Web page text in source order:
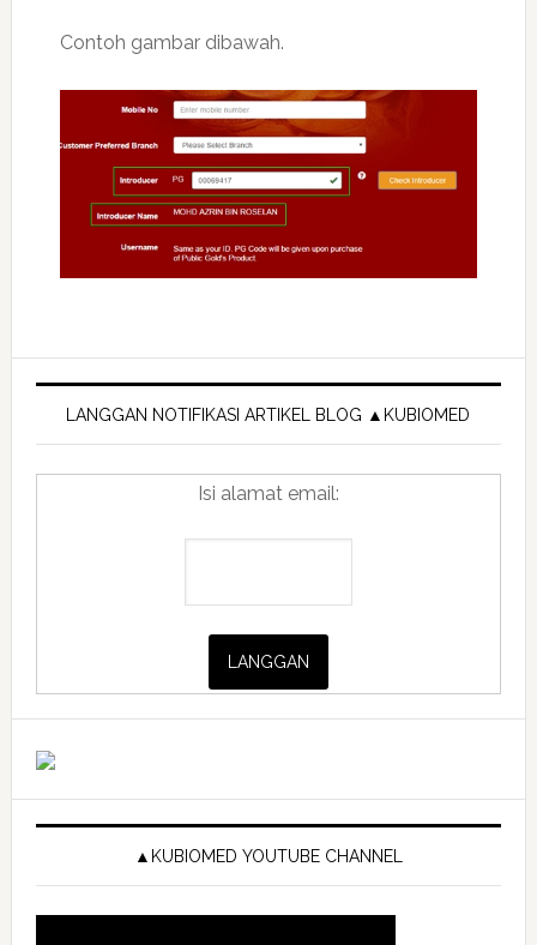
Contoh gambar dibawah.
Primary
Sidebar
LANGGAN NOTIFIKASI ARTIKEL BLOG ▲KUBIOMED
Isi alamat email:
▲KUBIOMED YOUTUBE CHANNEL